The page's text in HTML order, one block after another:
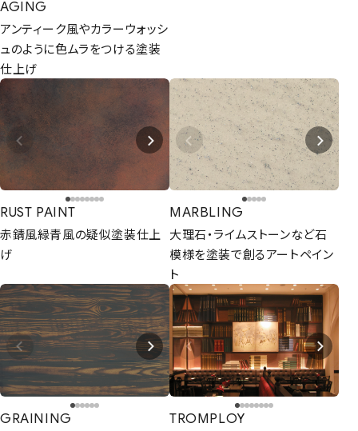
AGING
アンティーク風やカラーウォッシ
ュのように色ムラをつける塗装
仕上げ
RUST PAINT
赤錆風緑青風の疑似塗装仕上
げ
MARBLING
大理石・ライムストーンなど石
模様を塗装で創るアートペイン
ト
GRAINING
TROMPLOY